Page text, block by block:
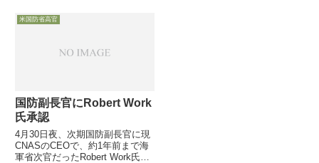
急要求1発の量産価格4000万円以
下で射程1100㎞以上（トマホー
米国防省高官
国防副長官にRobert Work
氏承認
4月30日夜、次期国防副長官に現
CNASのCEOで、約1年前まで海
軍省次官だったRobert Work氏が